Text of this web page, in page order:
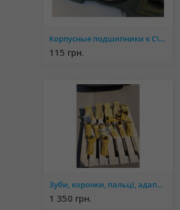
Корпусные подшипники к С\Х технике , оборудованию
115 грн.
Зуби, коронки, пальці, адаптера на ковші для екскаваторів і навантажувачів
1 350 грн.